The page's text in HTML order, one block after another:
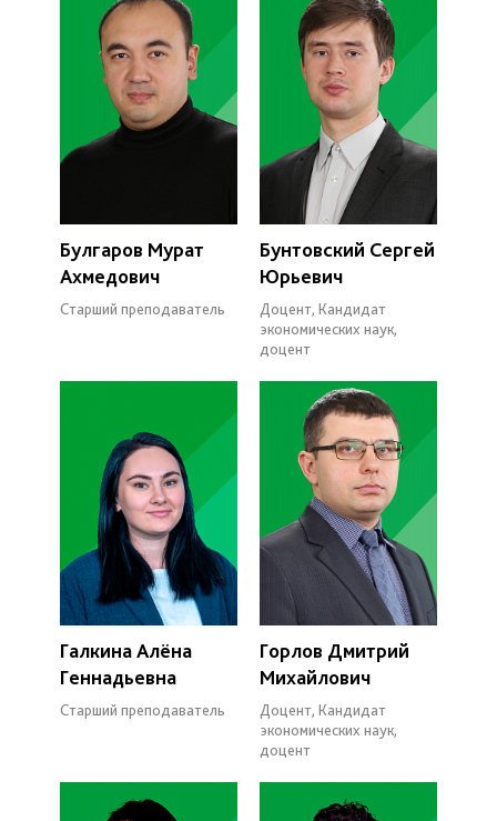
Булгаров Мурат
Ахмедович
Старший преподаватель
Бунтовский Сергей
Юрьевич
Доцент, Кандидат
экономических наук,
доцент
Галкина Алёна
Геннадьевна
Старший преподаватель
Горлов Дмитрий
Михайлович
Доцент, Кандидат
экономических наук,
доцент